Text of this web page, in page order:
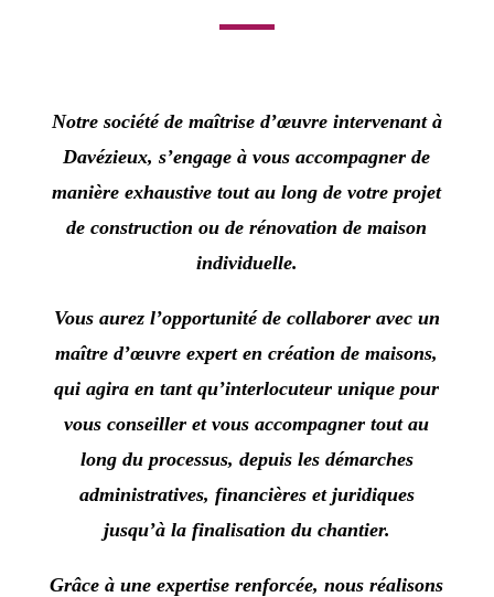
Notre société de maîtrise d’œuvreintervenant à
Davézieux, s’engage à vous accompagner de
manière exhaustive tout au long de votre projet
de construction ou de rénovation de maison
individuelle.
Vous aurez l’opportunité de collaborer avec un
maître d’œuvre expert en création de maisons,
qui agira en tant qu’interlocuteur unique pour
vous conseiller et vous accompagner tout au
long du processus, depuis les démarches
administratives, financières et juridiques
jusqu’à la finalisation du chantier.
Grâce à une expertise renforcée, nous réalisons